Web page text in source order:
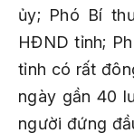
ủy; Phó Bí
HĐND tỉnh;
tỉnh có rất
ngày gần 40
người đứng